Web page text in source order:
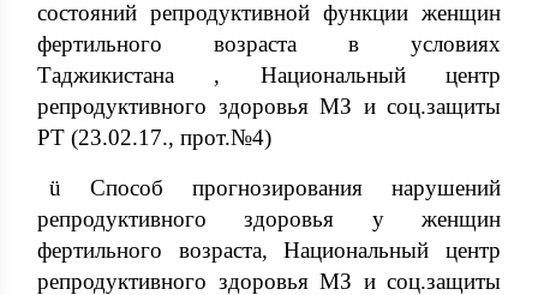
состояний репродуктивной функции женщин
фертильного возраста в условиях
Таджикистана , Национальный центр
репродуктивного здоровья МЗ и соц.защиты
РТ (23.02.17., прот.№4)
ü Способ прогнозирования нарушений
репродуктивного здоровья у женщин
фертильного возраста, Национальный центр
репродуктивного здоровья МЗ и соц.защиты